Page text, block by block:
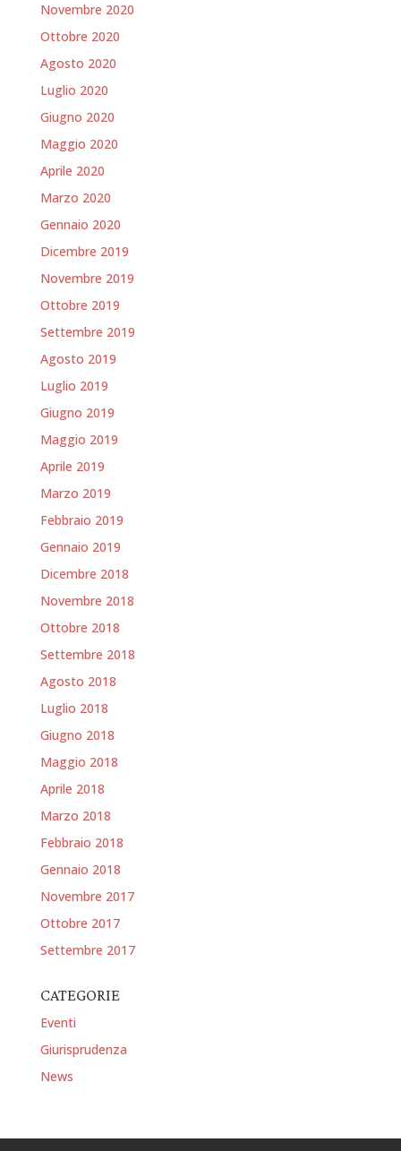
Novembre 2020
Ottobre 2020
Agosto 2020
Luglio 2020
Giugno 2020
Maggio 2020
Aprile 2020
Marzo 2020
Gennaio 2020
Dicembre 2019
Novembre 2019
Ottobre 2019
Settembre 2019
Agosto 2019
Luglio 2019
Giugno 2019
Maggio 2019
Aprile 2019
Marzo 2019
Febbraio 2019
Gennaio 2019
Dicembre 2018
Novembre 2018
Ottobre 2018
Settembre 2018
Agosto 2018
Luglio 2018
Giugno 2018
Maggio 2018
Aprile 2018
Marzo 2018
Febbraio 2018
Gennaio 2018
Novembre 2017
Ottobre 2017
Settembre 2017
CATEGORIE
Eventi
Giurisprudenza
News